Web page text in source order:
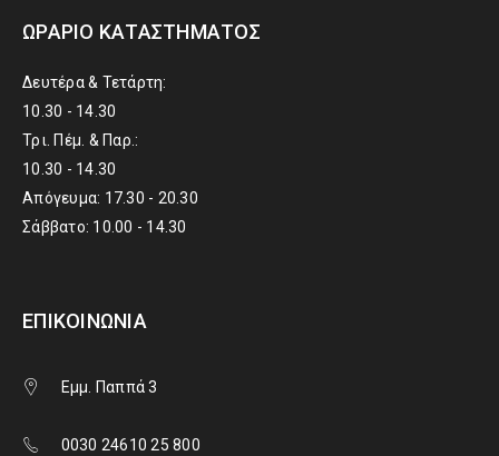
ΩΡΆΡΙΟ ΚΑΤΑΣΤΉΜΑΤΟΣ
Δευτέρα & Τετάρτη:
10.30 - 14.30
Τρι. Πέμ. & Παρ.:
10.30 - 14.30
Απόγευμα: 17.30 - 20.30
Σάββατο: 10.00 - 14.30
ΕΠΙΚΟΙΝΩΝΊΑ
Εμμ. Παππά 3
0030 24610 25 800